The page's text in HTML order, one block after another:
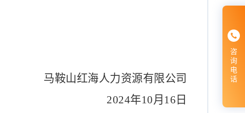
咨
询
电
话
马鞍山红海人力资源有限公司
2024年10月 16 日